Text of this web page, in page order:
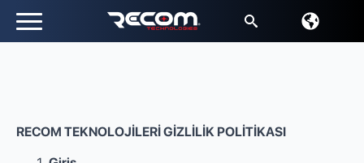
RECOM TEKNOLOJİLERİ GİZLİLİK POLİTİKASI